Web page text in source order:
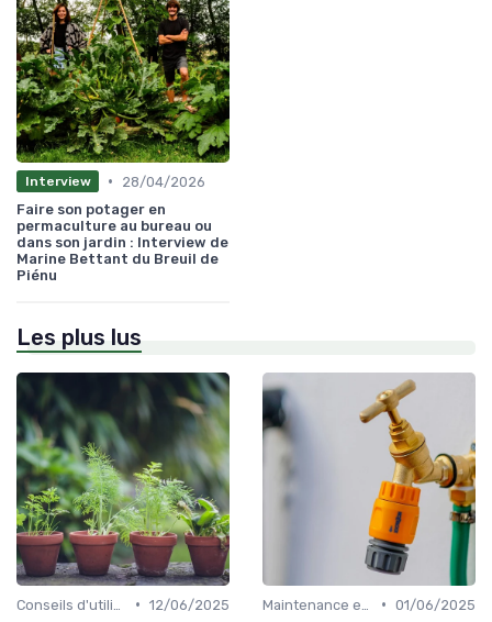
Interview •
28/04/2026
Faire son potager en
permaculture au bureau ou
dans son jardin : Interview de
Marine Bettant du Breuil de
Piénu
Les plus lus
• 12/06/2025
• 01/06/2025